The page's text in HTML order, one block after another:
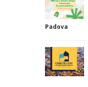
Padova